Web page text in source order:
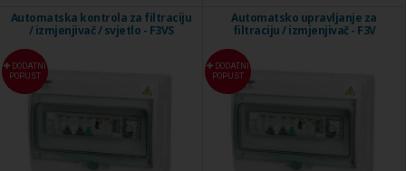
Automatska kontrola za filtraciju
/ izmjenjivač / svjetlo - F3VS
DODATNI
POPUST
Automatsko upravljanje za
filtraciju / izmjenjivač - F3V
DODATNI
POPUST